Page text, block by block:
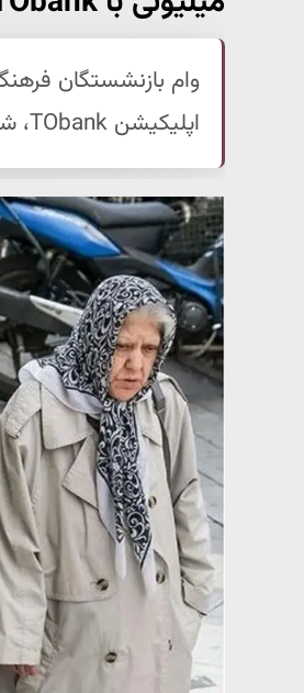
اپلیکیشن TObank، شرایط مشمولین و زمان پرداخت وام را همین حالا بخوانید